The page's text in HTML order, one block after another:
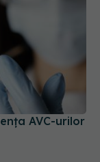
AVC-urilor